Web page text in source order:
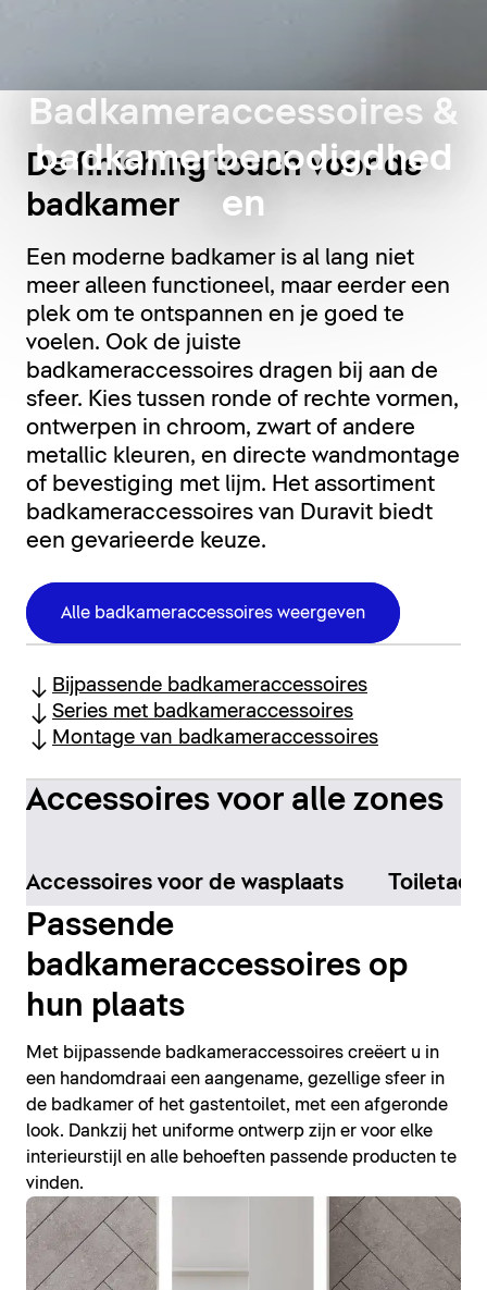
Badkameraccessoires &
badkamerbenodigdhed
en
De finishing touch voor de
badkamer
Een moderne badkamer is al lang niet
meer alleen functioneel, maar eerder een
plek om te ontspannen en je goed te
voelen. Ook de juiste
badkameraccessoires dragen bij aan de
sfeer. Kies tussen ronde of rechte vormen,
ontwerpen in chroom, zwart of andere
metallic kleuren, en directe wandmontage
of bevestiging met lijm. Het assortiment
badkameraccessoires van Duravit biedt
een gevarieerde keuze.
Alle badkameraccessoires weergeven
Bijpassende badkameraccessoires
Series met badkameraccessoires
Montage van badkameraccessoires
Accessoires voor alle zones
Accessoires voor de wasplaats
Passende
badkameraccessoires op
hun plaats
Met bijpassende badkameraccessoires creëert u in
een handomdraai een aangename, gezellige sfeer in
de badkamer of het gastentoilet, met een afgeronde
look. Dankzij het uniforme ontwerp zijn er voor elke
interieurstijl en alle behoeften passende producten te
vinden.